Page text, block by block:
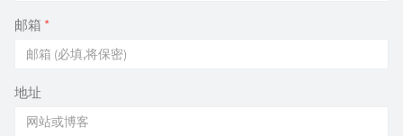
邮箱 *
地址